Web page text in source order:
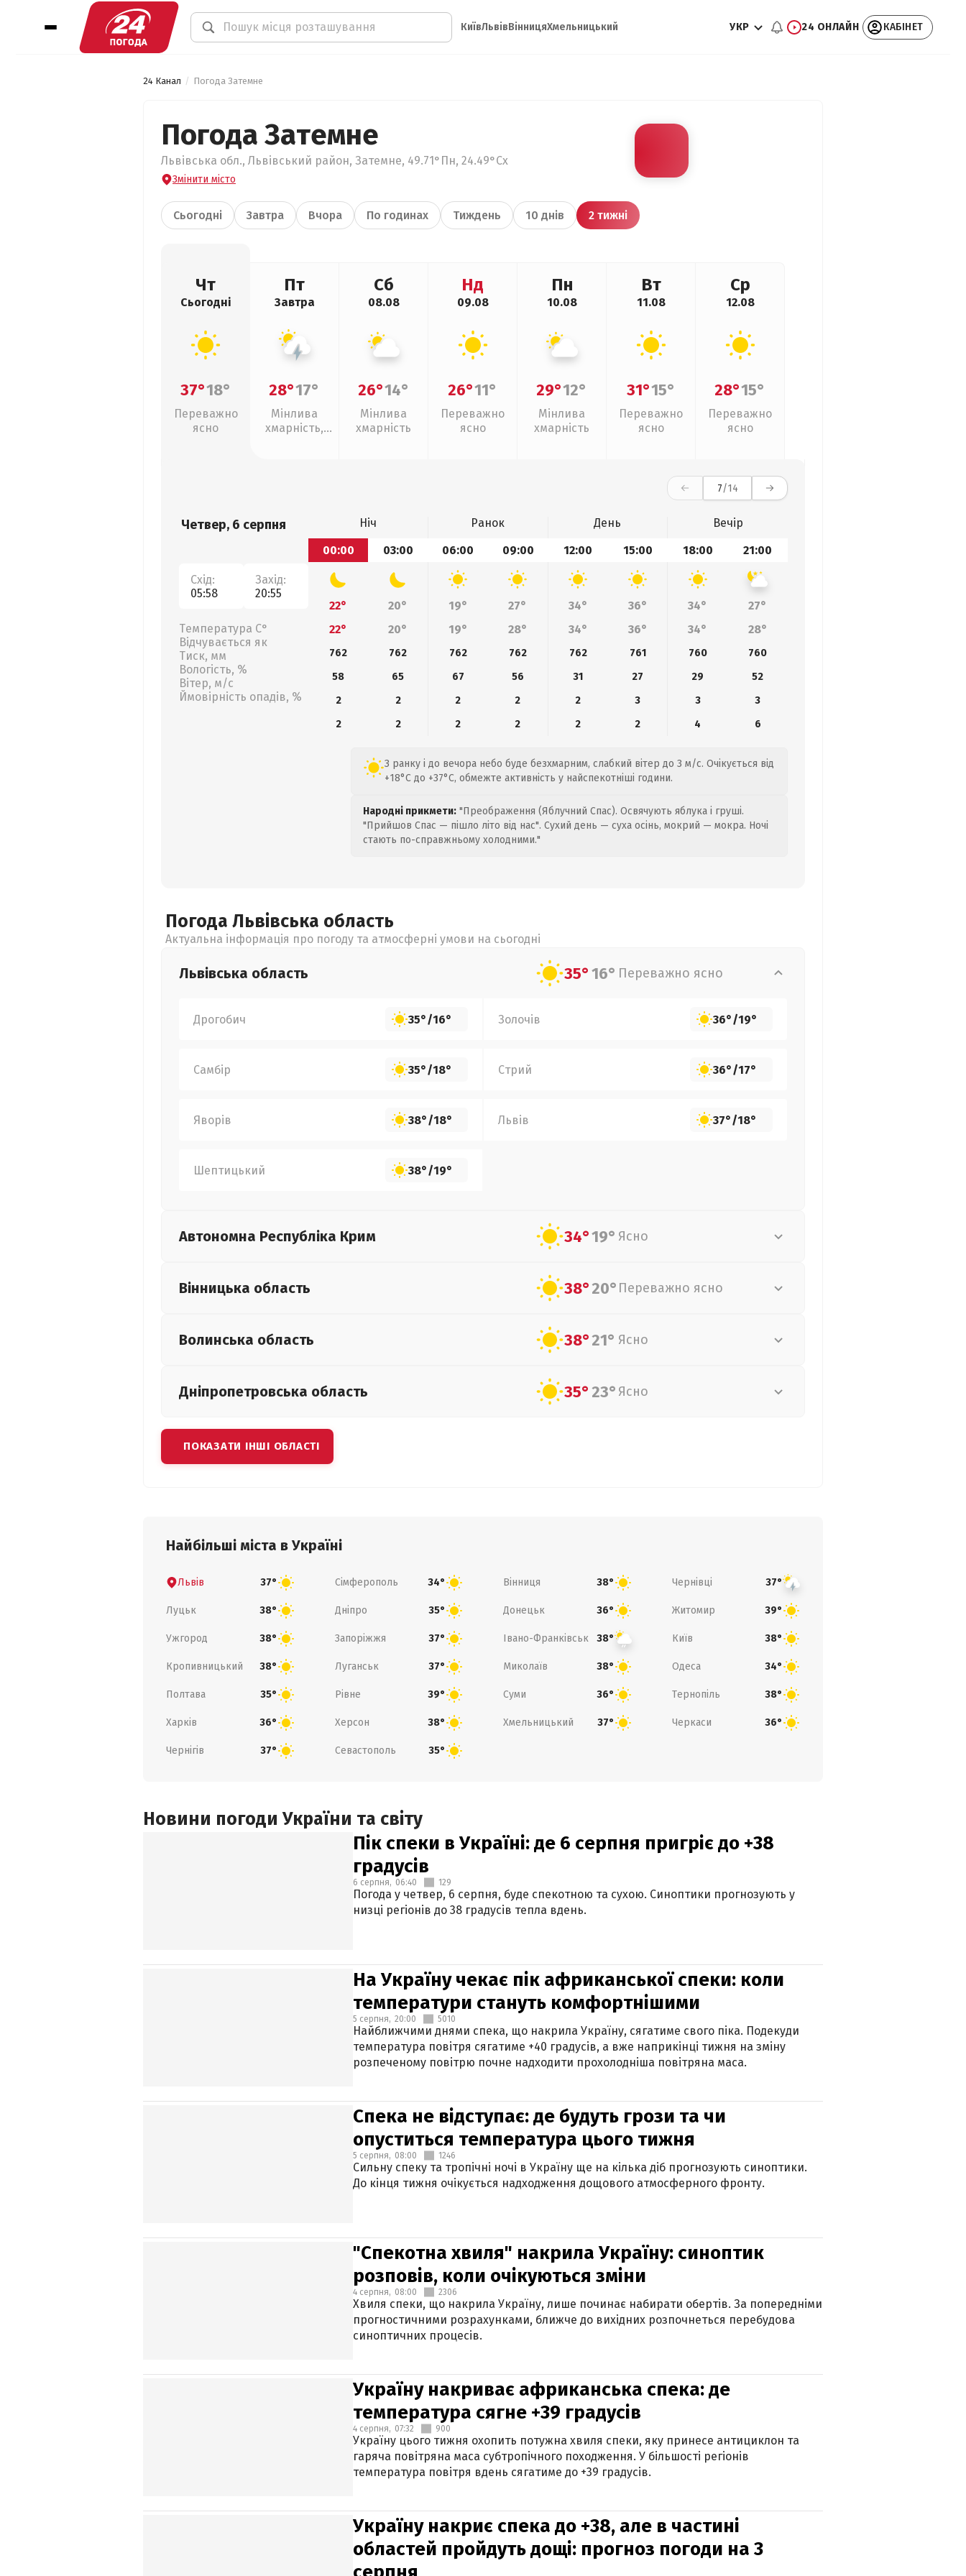
КиївЛьвівВінницяХмельницький УКР 24 ОНЛАЙН КАБІНЕТ
24 Канал Погода Затемне
Погода Затемне
Львівська обл., Львівський район, Затемне, 49.71°Пн, 24.49°Сх
Змінити місто
Сьогодні Завтра Вчора По годинах Тиждень 10 днів 2 тижні
Чт
Сьогодні
37°18°
Переважно
ясно
Пт
Завтра
28°17°
Мінлива
хмарність,
Сб
08.08
26°14°
Мінлива
хмарність
Нд
09.08
26°11°
Переважно
ясно
Пн
10.08
29°12°
Мінлива
хмарність
Вт
11.08
31°15°
Переважно
ясно
Ср
12.08
28°15°
Переважно
ясно
7/14
Четвер, 6 серпня
Схід:
05:58
Захід:
20:55
Температура С°
Відчувається як
Тиск, мм
Вологість, %
Вітер, м/с
Ймовірність опадів, %
Ніч Ранок День
Вечір
00:00
03:00 06:00 09:00 12:00 15:00 18:00 21:00
22° 20° 19° 27° 34° 36° 34°
27°
22°
20° 19° 28° 34° 36° 34° 28°
762 762 762 762 762 761 760
760
58
65 67 56 31 27 29
52
2
2 2 2 2 3 3
3
2
2 2 2 2 2 4 6
З ранку і до вечора небо буде безхмарним, слабкий вітер до 3 м/с. Очікується від
+18°C до +37°C, обмежте активність у найспекотніші години.
Народні прикмети: "Преображення (Яблучний Спас). Освячують яблука і груші.
"Прийшов Спас — пішло літо від нас". Сухий день — суха осінь, мокрий — мокра. Ночі
стають по-справжньому холодними."
Погода Львівська область
Актуальна інформація про погоду та атмосферні умови на сьогодні
Львівська область 35°16° Переважно ясно
Дрогобич 35°/16° Золочів 36°/19°
Самбір 35°/18° Стрий 36°/17°
Яворів 38°/18° Львів 37°/18°
Шептицький 38°/19°
Автономна Республіка Крим 34°19° Ясно
Вінницька область 38°20° Переважно ясно
Волинська область 38°21° Ясно
Дніпропетровська область 35°23° Ясно
ПОКАЗАТИ ІНШІ ОБЛАСТІ
Найбільші міста в Україні
Львів 37° Сімферополь 34° Вінниця 38° Чернівці 37°
Луцьк 38° Дніпро 35° Донецьк 36° Житомир 39°
Ужгород 38° Запоріжжя 37° Івано-Франківськ 38° Київ 38°
Кропивницький 38° Луганськ 37° Миколаїв 38° Одеса 34°
Полтава 35° Рівне 39° Суми 36° Тернопіль 38°
Харків 36° Херсон 38° Хмельницький 37° Черкаси 36°
Чернігів 37° Севастополь 35°
Новини погоди України та світу
Пік спеки в Україні: де 6 серпня пригріє до +38
градусів
6 серпня, 06:40 129
Погода у четвер, 6 серпня, буде спекотною та сухою. Синоптики прогнозують у
низці регіонів до 38 градусів тепла вдень.
На Україну чекає пік африканської спеки: коли
температури стануть комфортнішими
5 серпня, 20:00 5010
Найближчими днями спека, що накрила Україну, сягатиме свого піка. Подекуди
температура повітря сягатиме +40 градусів, а вже наприкінці тижня на зміну
розпеченому повітрю почне надходити прохолодніша повітряна маса.
Спека не відступає: де будуть грози та чи
опуститься температура цього тижня
5 серпня, 08:00 1246
Сильну спеку та тропічні ночі в Україну ще на кілька діб прогнозують синоптики.
До кінця тижня очікується надходження дощового атмосферного фронту.
"Спекотна хвиля" накрила Україну: синоптик
розповів, коли очікуються зміни
4 серпня, 08:00 2306
Хвиля спеки, що накрила Україну, лише починає набирати обертів. За попередніми
прогностичними розрахунками, ближче до вихідних розпочнеться перебудова
синоптичних процесів.
Україну накриває африканська спека: де
температура сягне +39 градусів
4 серпня, 07:32 900
Україну цього тижня охопить потужна хвиля спеки, яку принесе антициклон та
гаряча повітряна маса субтропічного походження. У більшості регіонів
температура повітря вдень сягатиме до +39 градусів.
Україну накриє спека до +38, але в частині
областей пройдуть дощі: прогноз погоди на 3